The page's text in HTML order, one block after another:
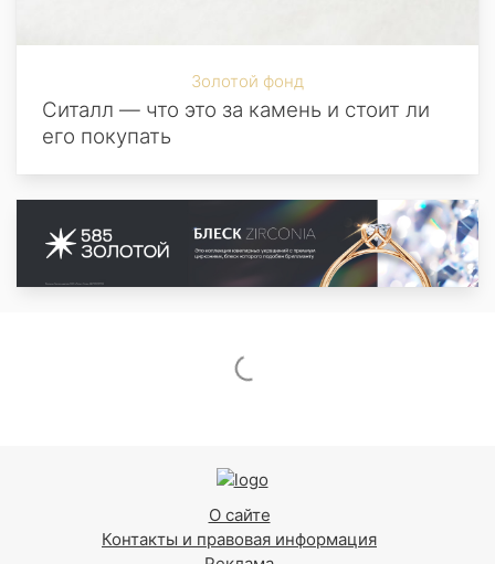
Золотой фонд
Ситалл — что это за камень и стоит ли
его покупать
О сайте
Контакты и правовая информация